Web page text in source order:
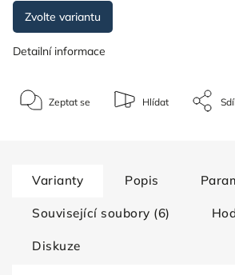
Zvolte variantu
Detailní informace
Zeptat se Hlídat
Varianty Popis
Související soubory (6)
Diskuze